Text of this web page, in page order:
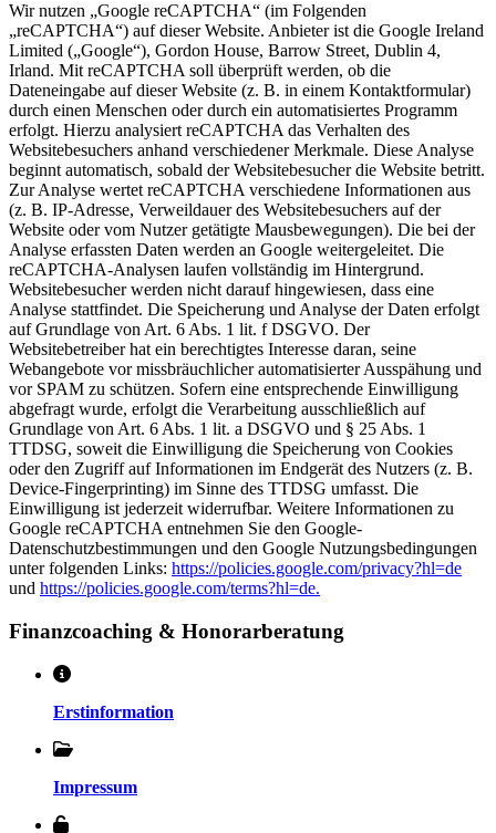
Wir nutzen „Google reCAPTCHA“ (im Folgenden
„reCAPTCHA“) auf dieser Website. Anbieter ist die Google Ireland
Limited („Google“), Gordon House, Barrow Street, Dublin 4,
Irland. Mit reCAPTCHA soll überprüft werden, ob die
Dateneingabe auf dieser Website (z. B. in einem Kontaktformular)
durch einen Menschen oder durch ein automatisiertes Programm
erfolgt. Hierzu analysiert reCAPTCHA das Verhalten des
Websitebesuchers anhand verschiedener Merkmale. Diese Analyse
beginnt automatisch, sobald der Websitebesucher die Website betritt.
Zur Analyse wertet reCAPTCHA verschiedene Informationen aus
(z. B. IP-Adresse, Verweildauer des Websitebesuchers auf der
Website oder vom Nutzer getätigte Mausbewegungen). Die bei der
Analyse erfassten Daten werden an Google weitergeleitet. Die
reCAPTCHA-Analysen laufen vollständig im Hintergrund.
Websitebesucher werden nicht darauf hingewiesen, dass eine
Analyse stattfindet. Die Speicherung und Analyse der Daten erfolgt
auf Grundlage von Art. 6 Abs. 1 lit. f DSGVO. Der
Websitebetreiber hat ein berechtigtes Interesse daran, seine
Webangebote vor missbräuchlicher automatisierter Ausspähung und
vor SPAM zu schützen. Sofern eine entsprechende Einwilligung
abgefragt wurde, erfolgt die Verarbeitung ausschließlich auf
Grundlage von Art. 6 Abs. 1 lit. a DSGVO und § 25 Abs. 1
TTDSG, soweit die Einwilligung die Speicherung von Cookies
oder den Zugriff auf Informationen im Endgerät des Nutzers (z. B.
Device-Fingerprinting) im Sinne des TTDSG umfasst. Die
Einwilligung ist jederzeit widerrufbar. Weitere Informationen zu
Google reCAPTCHA entnehmen Sie den Google-
Datenschutzbestimmungen und den Google Nutzungsbedingungen
unter folgenden Links: https://policies.google.com/privacy?hl=de
und https://policies.google.com/terms?hl=de.
Finanzcoaching & Honorarberatung
Erstinformation
Impressum